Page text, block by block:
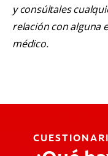
y consúltales
relación con alguna
médico.